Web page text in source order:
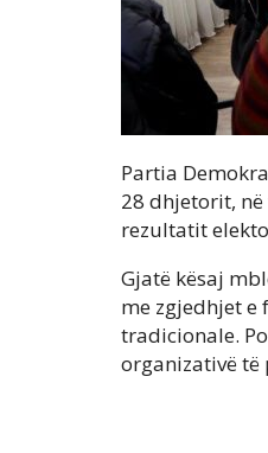
Partia
28 dhjetorit,
rezultatit
Gjatë kësaj
me zgjedhjet e
tradicionale.
organizativë të